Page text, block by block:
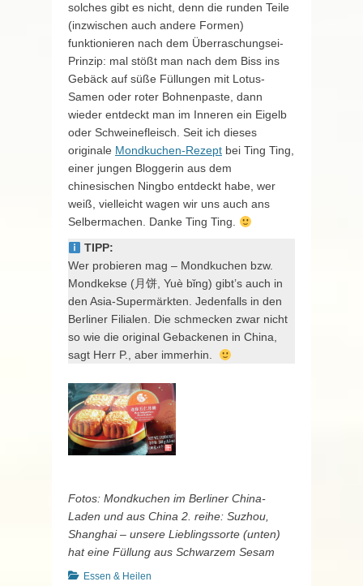
solches gibt es nicht, denn die runden Teile
(inzwischen auch andere Formen)
funktionieren nach dem Überraschungsei-
Prinzip: mal stößt man nach dem Biss ins
Gebäck auf süße Füllungen mit Lotus-
Samen oder roter Bohnenpaste, dann
wieder entdeckt man im Inneren ein Eigelb
oder Schweinefleisch. Seit ich dieses
originale Mondkuchen-Rezept bei Ting Ting,
einer jungen Bloggerin aus dem
chinesischen Ningbo entdeckt habe, wer
weiß, vielleicht wagen wir uns auch ans
Selbermachen. Danke Ting Ting.
TIPP:
Wer probieren mag – Mondkuchen bzw.
Mondkekse (月饼, Yuè bǐng) gibt’s auch in
den Asia-Supermärkten. Jedenfalls in den
Berliner Filialen. Die schmecken zwar nicht
so wie die original Gebackenen in China,
sagt Herr P., aber immerhin.
Fotos: Mondkuchen im Berliner China-
Laden und aus China 2. reihe: Suzhou,
Shanghai – unsere Lieblingssorte (unten)
hat eine Füllung aus Schwarzem Sesam
Kategorien
Essen & Heilen